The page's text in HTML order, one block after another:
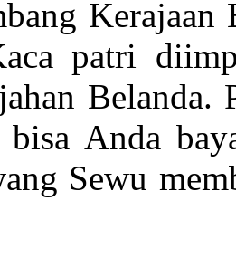
patri
Belanda.
Anda
Sewu